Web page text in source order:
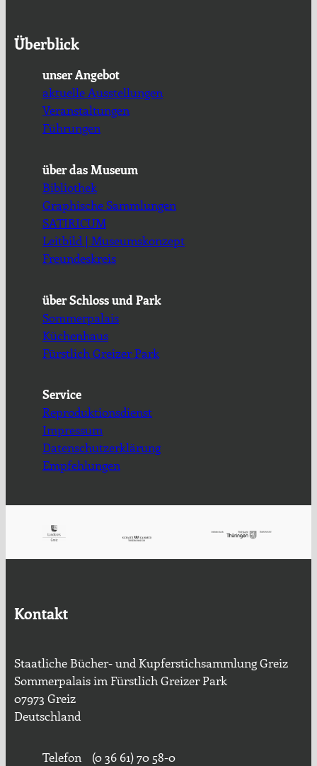
Überblick
unser Angebot
aktuelle Ausstellungen
Veranstaltungen
Führungen
über das Museum
Bibliothek
Graphische Sammlungen
SATIRICUM
Leitbild | Museumskonzept
Freundeskreis
über Schloss und Park
Sommerpalais
Küchenhaus
Fürstlich Greizer Park
Service
Reproduktionsdienst
Impressum
Datenschutzerklärung
Empfehlungen
Kontakt
Staatliche Bücher- und Kupferstichsammlung Greiz
Sommerpalais im Fürstlich Greizer Park
07973 Greiz
Deutschland
Telefon (0 36 61) 70 58-0